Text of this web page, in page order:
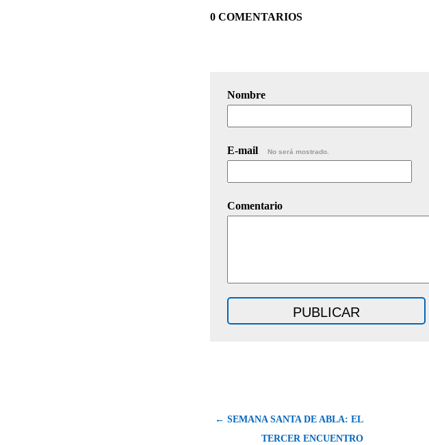
0 COMENTARIOS
Nombre
E-mail No será mostrado.
Comentario
← SEMANA SANTA DE ABLA: EL
TERCER ENCUENTRO